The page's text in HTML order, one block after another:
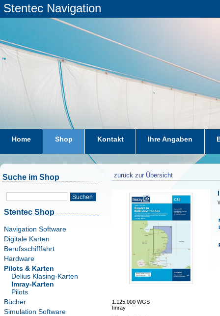
Stentec Navigation
Home Shop Kontakt Ihre Angaben
Suche im Shop
Suchen
Stentec Shop
Navigation Software
Digitale Karten
Berufsschifffahrt
Hardware
Pilots & Karten
Delius Klasing-Karten
Imray-Karten
Pilots
Bücher
Simulation Software
zurück zur Übersicht
1:125,000 WGS
Imray